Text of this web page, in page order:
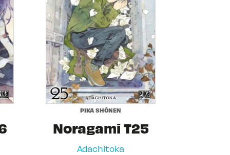
PIKA SHÔNEN
Noragami T25
Adachitoka